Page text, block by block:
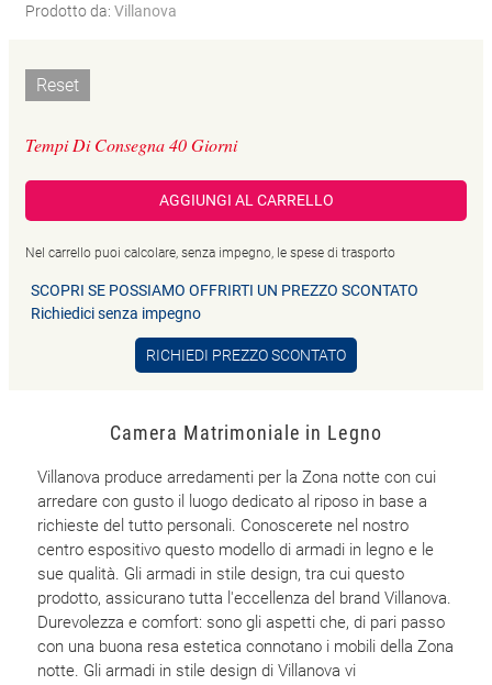
Prodotto da: Villanova
Reset
Tempi Di Consegna 40 Giorni
AGGIUNGI AL CARRELLO
Nel carrello puoi calcolare, senza impegno, le spese di trasporto
SCOPRI SE POSSIAMO OFFRIRTI UN PREZZO SCONTATO
Richiedici senza impegno
RICHIEDI PREZZO SCONTATO
Camera Matrimoniale in Legno
Villanova produce arredamenti per la Zona notte con cui
arredare con gusto il luogo dedicato al riposo in base a
richieste del tutto personali. Conoscerete nel nostro
centro espositivo questo modello di armadi in legno e le
sue qualità. Gli armadi in stile design, tra cui questo
prodotto, assicurano tutta l'eccellenza del brand Villanova.
Durevolezza e comfort: sono gli aspetti che, di pari passo
con una buona resa estetica connotano i mobili della Zona
notte. Gli armadi in stile design di Villanova vi